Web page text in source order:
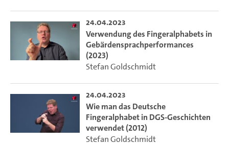
24.04.2023
Verwendung des Fingeralphabets in
Gebärdensprachperformances
(2023)
Stefan Goldschmidt
24.04.2023
Wie man das Deutsche
Fingeralphabet in DGS-Geschichten
verwendet (2012)
Stefan Goldschmidt